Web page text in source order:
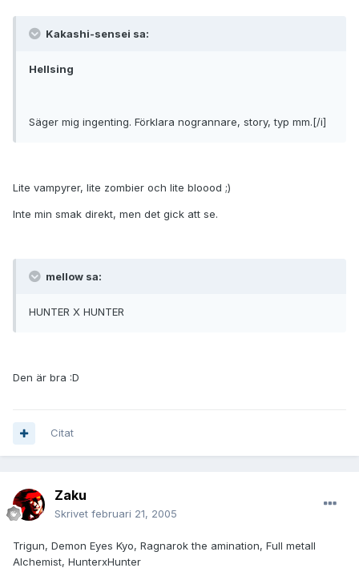
Kakashi-sensei sa:
Hellsing
Säger mig ingenting. Förklara nogrannare, story, typ mm.[/i]
Lite vampyrer, lite zombier och lite bloood ;)
Inte min smak direkt, men det gick att se.
mellow sa:
HUNTER X HUNTER
Den är bra :D
Citat
Zaku
Skrivet februari 21, 2005
Trigun, Demon Eyes Kyo, Ragnarok the amination, Full metall
Alchemist, HunterxHunter